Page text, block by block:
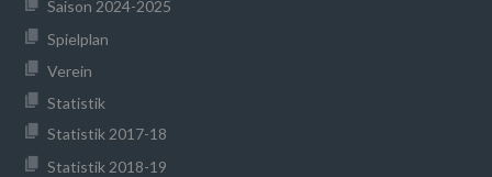
Saison 2024-2025
Spielplan
Verein
Statistik
Statistik 2017-18
Statistik 2018-19